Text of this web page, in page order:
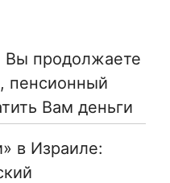
Вы продолжаете
пенсионный
Вам деньги
в Израиле: